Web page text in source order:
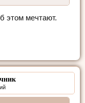
этом мечтают.